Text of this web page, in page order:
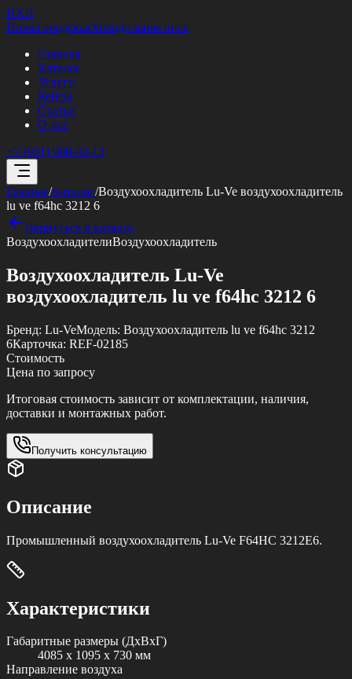
НХЛ
НижегородскаяХолодильная лига
Главная
Каталог
Услуги
Кейсы
Статьи
О нас
+7 (951) 908-42-13
Главная/Каталог/Воздухоохладитель Lu-Ve воздухоохладитель
lu ve f64hc 3212 6
Вернуться в каталог
ВоздухоохладителиВоздухоохладитель
Воздухоохладитель Lu-Ve
воздухоохладитель lu ve f64hc 3212 6
Бренд: Lu-VeМодель: Воздухоохладитель lu ve f64hc 3212
6Карточка: REF-02185
Стоимость
Цена по запросу
Итоговая стоимость зависит от комплектации, наличия,
доставки и монтажных работ.
Получить консультацию
Описание
Промышленный воздухоохладитель Lu-Ve F64HC 3212E6.
Характеристики
Габаритные размеры (ДxВxГ)
4085 x 1095 x 730 мм
Направление воздуха